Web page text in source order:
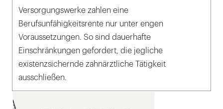
Versorgungswerke zahlen eine
Berufsunfähigkeitsrente nur unter engen
Voraussetzungen. So sind dauerhafte
Einschränkungen gefordert, die jegliche
existenzsichernde zahnärztliche Tätigkeit
ausschließen.